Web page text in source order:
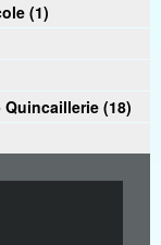
(1)
Quincaillerie (18)